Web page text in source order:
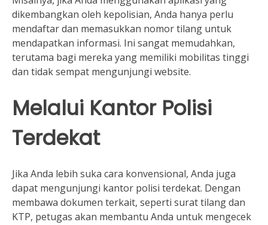
dikembangkan oleh kepolisian, Anda hanya perlu
mendaftar dan memasukkan nomor tilang untuk
mendapatkan informasi. Ini sangat memudahkan,
terutama bagi mereka yang memiliki mobilitas tinggi
dan tidak sempat mengunjungi website.
Melalui Kantor Polisi
Terdekat
Jika Anda lebih suka cara konvensional, Anda juga
dapat mengunjungi kantor polisi terdekat. Dengan
membawa dokumen terkait, seperti surat tilang dan
KTP, petugas akan membantu Anda untuk mengecek